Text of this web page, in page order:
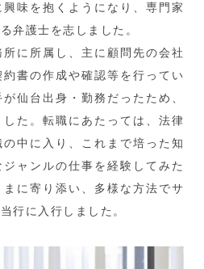
味を抱くようになり、専門家
弁護士を志しました。
に所属し、主に顧問先の会社
書の作成や確認等を行ってい
仙台出身・勤務だったため、
た。転職にあたっては、法律
中に入り、これまで培った知
ャンルの仕事を経験してみた
に寄り添い、多様な方法でサ
行に入行しました。